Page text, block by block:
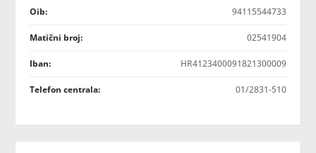
Oib: 94115544733
Matični broj: 02541904
Iban: HR4123400091821300009
Telefon centrala: 01/2831-510